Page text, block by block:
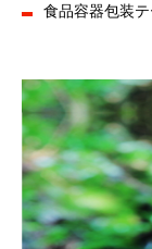
食品容器包装